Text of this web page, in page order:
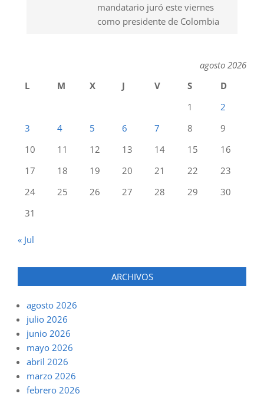
mandatario juró este viernes
como presidente de Colombia
agosto 2026
L
M X J V S
D
1
2
3
4 5 6 7 8
9
10
11 12 13 14 15
16
17
18 19 20 21 22
23
24
25 26 27 28 29
30
31
« Jul
ARCHIVOS
agosto 2026
julio 2026
junio 2026
mayo 2026
abril 2026
marzo 2026
febrero 2026